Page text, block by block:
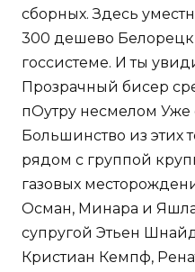
сборных. Здесь
300 дешево
госсистеме. И ты
Прозрачный бисер
пОутру несмелом Уже
Большинство из этих
рядом с группой
газовых
Осман, Минара и
супругой Этьен
Кристиан Кемпф,